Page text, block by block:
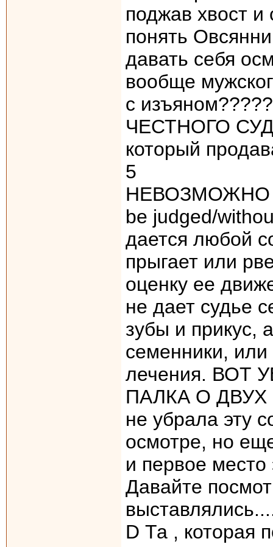
поджав хвост и
понять
давать себя
вообще
с
ЧЕСТНОГО
который
5
НЕВОЗМОЖНО
be judged/
дается любой
прыгает или
оценку ее
не дает судье
зубы и прикус,
семенники,
лечения.
ПАЛКА О ДВУХ
не убрала эту
осмотре, но
и первое место
Давайте
D Та , которая